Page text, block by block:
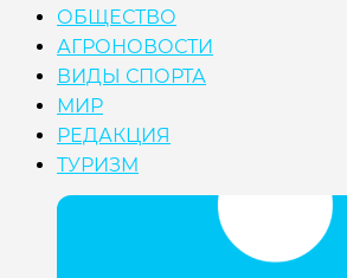
ОБЩЕСТВО
АГРОНОВОСТИ
ВИДЫ СПОРТА
МИР
РЕДАКЦИЯ
ТУРИЗМ